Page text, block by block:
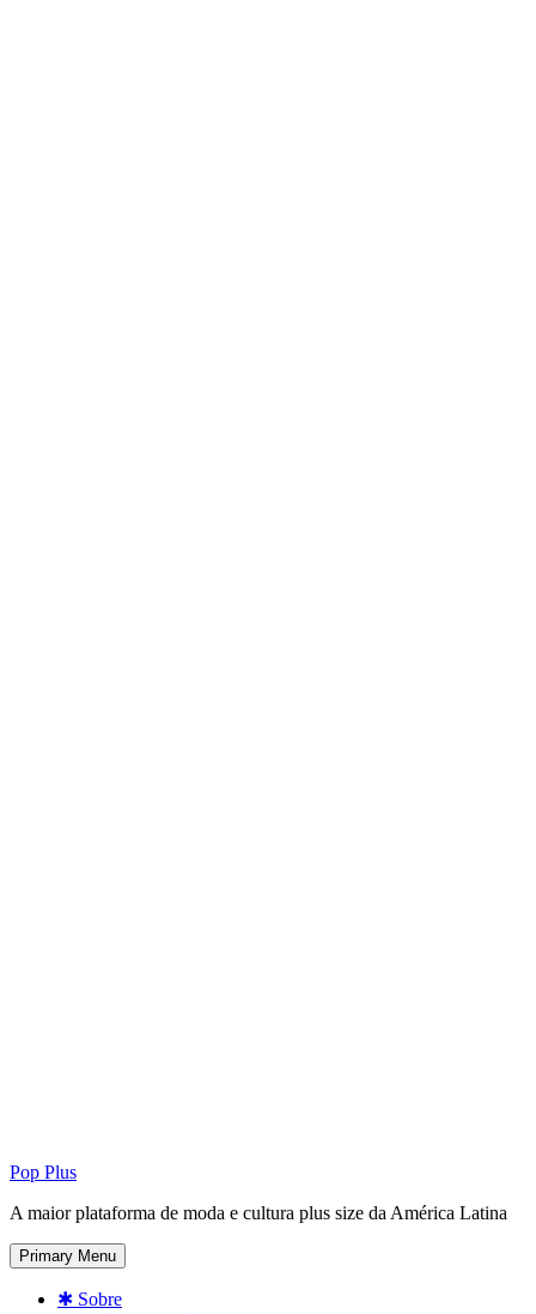
Pop Plus
A maior plataforma de moda e cultura plus size da América Latina
Primary Menu
✱ Sobre